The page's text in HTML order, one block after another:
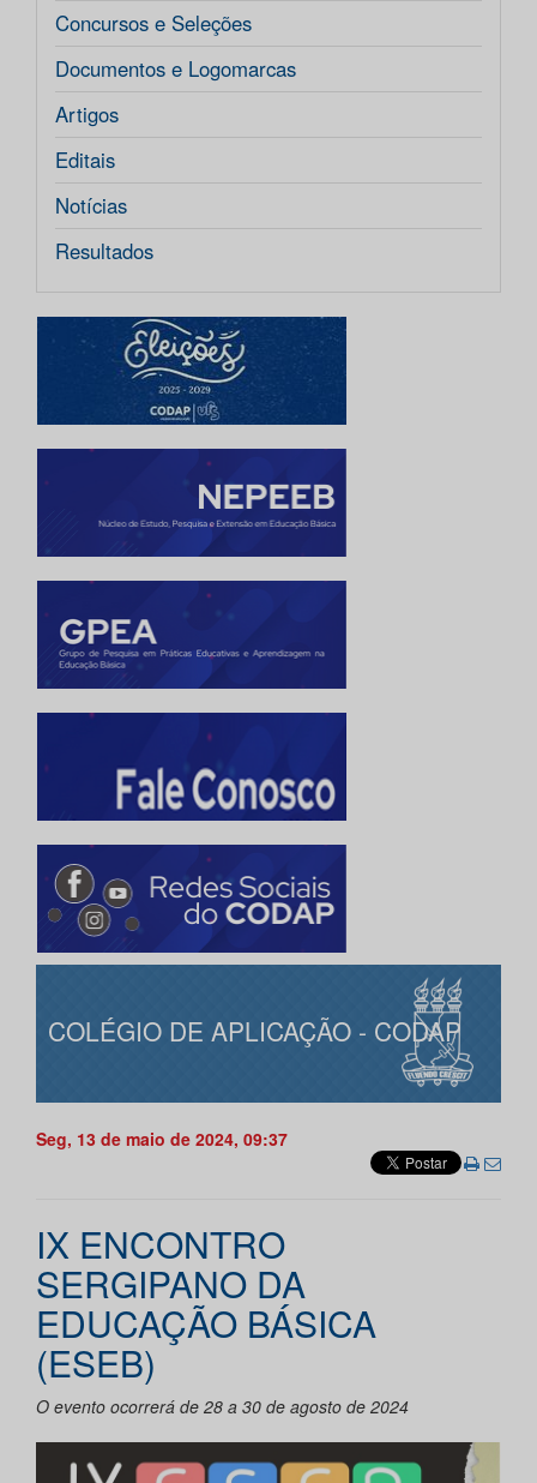
Concursos e Seleções
Documentos e Logomarcas
Artigos
Editais
Notícias
Resultados
COLÉGIO DE APLICAÇÃO - CODAP
Seg, 13 de maio de 2024, 09:37
IX ENCONTRO
SERGIPANO DA
EDUCAÇÃO BÁSICA
(ESEB)
O evento ocorrerá de 28 a 30 de agosto de 2024